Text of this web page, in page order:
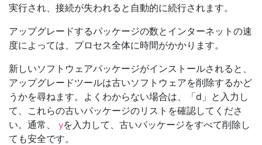
実行され、接続が失われると自動的に続行されます。
アップグレードするパッケージの数とインターネットの速
度によっては、プロセス全体に時間がかかります。
新しいソフトウェアパッケージがインストールされると、
アップグレードツールは古いソフトウェアを削除するかど
うかを尋ねます。よくわからない場合は、「d」と入力し
て、これらの古いパッケージのリストを確認してくださ
い。通常、
yを入力して、古いパッケージをすべて削除し
ても安全です。